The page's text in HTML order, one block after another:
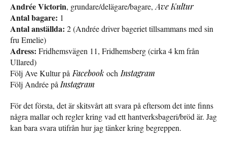
Andrée Victorin, grundare/delägare/bagare,Ave Kultur
Antal bagare: 1
Antal anställda: 2 (Andrée driver bageriet tillsammans med sin
fru Emelie)
Adress: Fridhemsvägen 11, Fridhemsberg (cirka 4 km från
Ullared)
Följ Ave Kultur påFacebook ochInstagram
Följ Andrée påInstagram
För det första, det är skitsvårt att svara på eftersom det inte finns
några mallar och regler kring vad ett hantverksbageri/bröd är. Jag
kan bara svara utifrån hur jag tänker kring begreppen.